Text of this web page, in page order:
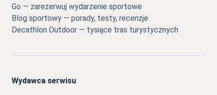
Go — zarezerwuj wydarzenie sportowe
Blog sportowy — porady, testy, recenzje
Decathlon Outdoor — tysiące tras turystycznych
Wydawca serwisu